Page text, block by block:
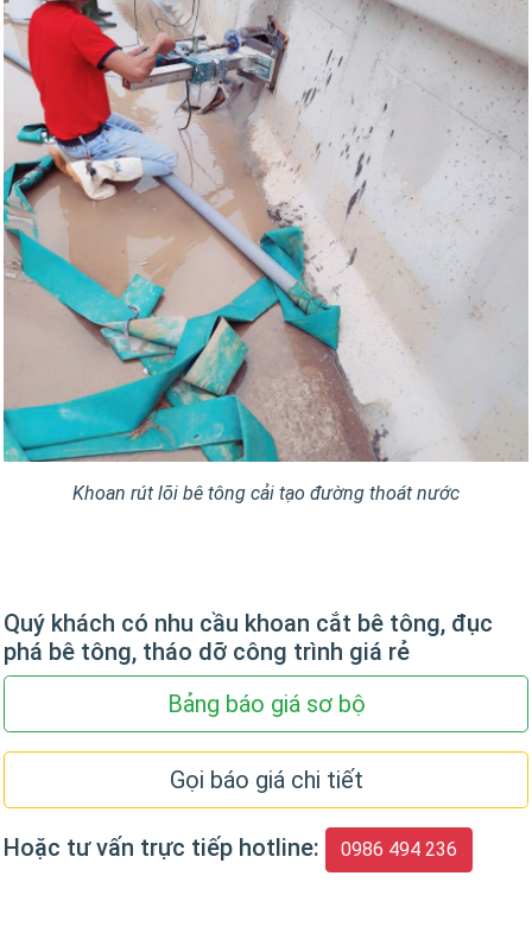
Khoan rút lõi bê tông cải tạo đường thoát nước
Quý khách có nhu cầu khoan cắt bê tông, đục
phá bê tông, tháo dỡ công trình giá rẻ
Bảng báo giá sơ bộ
Gọi báo giá chi tiết
Hoặc tư vấn trực tiếp hotline: 0986 494 236